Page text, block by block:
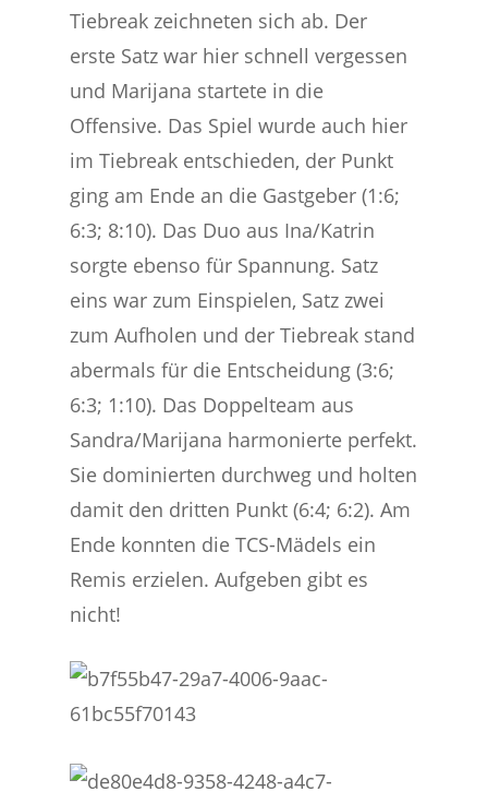
Tiebreak zeichneten sich ab. Der
erste Satz war hier schnell vergessen
und Marijana startete in die
Offensive. Das Spiel wurde auch hier
im Tiebreak entschieden, der Punkt
ging am Ende an die Gastgeber (1:6;
6:3; 8:10). Das Duo aus Ina/Katrin
sorgte ebenso für Spannung. Satz
eins war zum Einspielen, Satz zwei
zum Aufholen und der Tiebreak stand
abermals für die Entscheidung (3:6;
6:3; 1:10). Das Doppelteam aus
Sandra/Marijana harmonierte perfekt.
Sie dominierten durchweg und holten
damit den dritten Punkt (6:4; 6:2). Am
Ende konnten die TCS-Mädels ein
Remis erzielen. Aufgeben gibt es
nicht!